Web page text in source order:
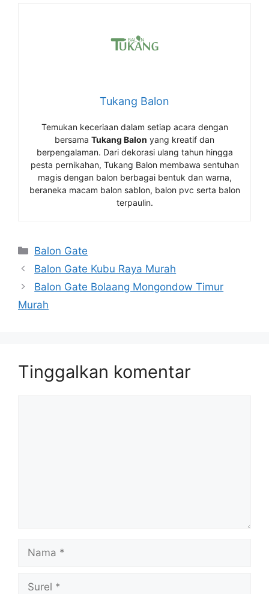
Tukang Balon
Temukan keceriaan dalam setiap acara dengan
bersama Tukang Balon yang kreatif dan
berpengalaman. Dari dekorasi ulang tahun hingga
pesta pernikahan, Tukang Balon membawa sentuhan
magis dengan balon berbagai bentuk dan warna,
beraneka macam balon sablon, balon pvc serta balon
terpaulin.
Kategori
Balon Gate
Balon Gate Kubu Raya Murah
Balon Gate Bolaang Mongondow Timur
Murah
Tinggalkan komentar